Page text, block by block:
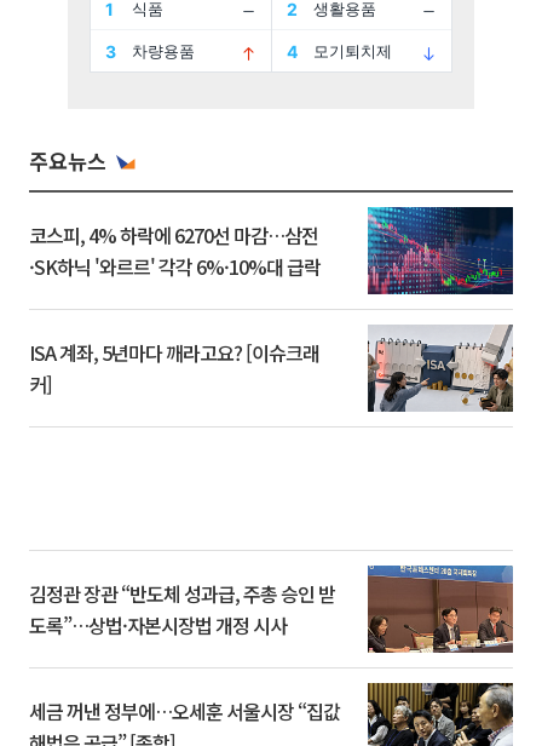
주요뉴스
코스피, 4% 하락에 6270선 마감…삼전
·SK하닉 '와르르' 각각 6%·10%대 급락
ISA 계좌, 5년마다 깨라고요? [이슈크래
커]
김정관 장관 “반도체 성과급, 주총 승인 받
도록”…상법·자본시장법 개정 시사
세금 꺼낸 정부에…오세훈 서울시장 “집값